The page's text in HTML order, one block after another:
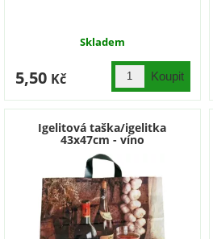
Skladem
5,50 Kč
Igelitová taška/igelitka
43x47cm - víno